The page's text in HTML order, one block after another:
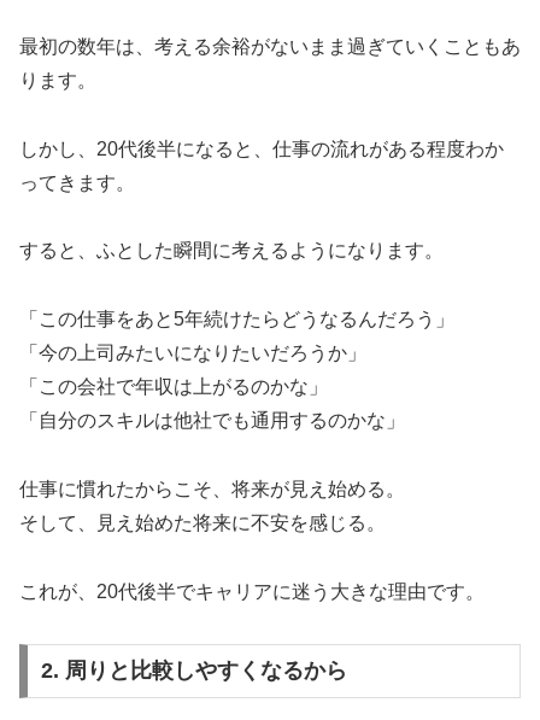
最初の数年は、考える余裕がないまま過ぎていくこともあ
ります。
しかし、20代後半になると、仕事の流れがある程度わか
ってきます。
すると、ふとした瞬間に考えるようになります。
「この仕事をあと5年続けたらどうなるんだろう」
「今の上司みたいになりたいだろうか」
「この会社で年収は上がるのかな」
「自分のスキルは他社でも通用するのかな」
仕事に慣れたからこそ、将来が見え始める。
そして、見え始めた将来に不安を感じる。
これが、20代後半でキャリアに迷う大きな理由です。
2. 周りと比較しやすくなるから